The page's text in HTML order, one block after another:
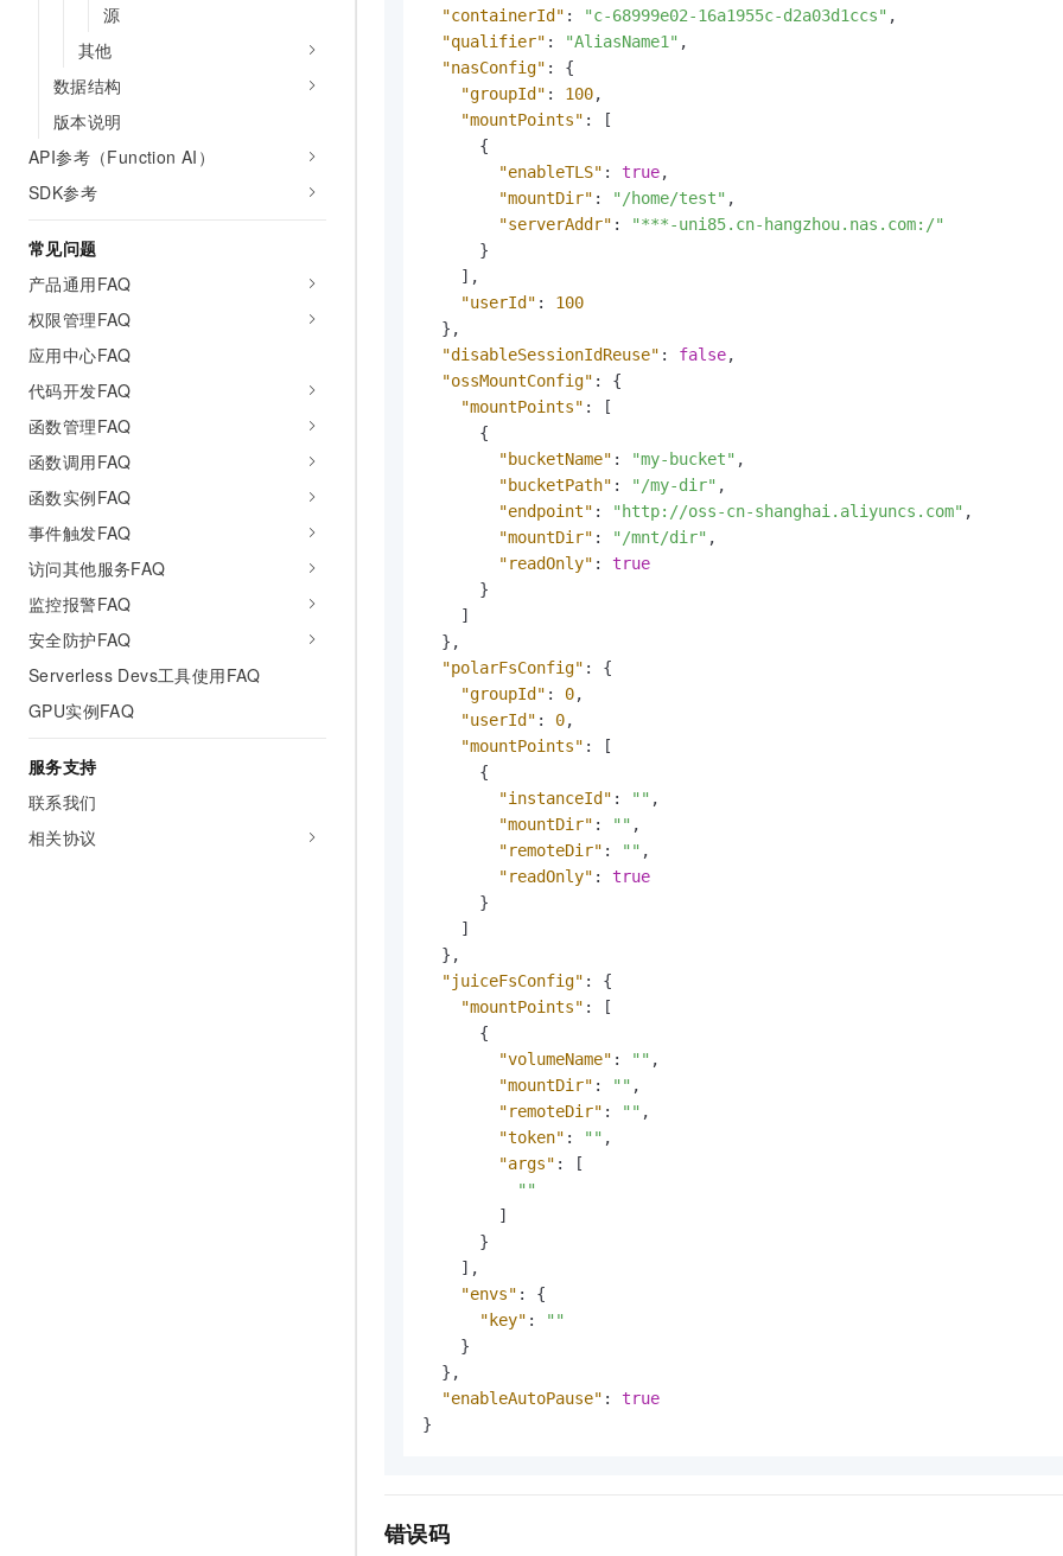
源
其他
数据结构
版本说明
API参考（Function AI）
SDK参考
常见问题
产品通用FAQ
权限管理FAQ
应用中心FAQ
代码开发FAQ
函数管理FAQ
函数调用FAQ
函数实例FAQ
事件触发FAQ
访问其他服务FAQ
监控报警FAQ
安全防护FAQ
Serverless Devs工具使用FAQ
GPU实例FAQ
服务支持
联系我们
相关协议
"containerId" : "c-68999e02-16a1955c-d2a03d1ccs" ,
"qualifier" : "AliasName1" ,
"nasConfig" :
{
"groupId" : 100,
"mountPoints" :
[
{
"enableTLS" : true,
"mountDir" : "/home/test" ,
"serverAddr" :
"***-uni85.cn-hangzhou.nas.com:/"
}
] ,
"userId" :
100
} ,
"disableSessionIdReuse" : false,
"ossMountConfig" :
{
"mountPoints" :
[
{
"bucketName" : "my-bucket" ,
"bucketPath" : "/my-dir" ,
"endpoint" : "http://oss-cn-shanghai.aliyuncs.com" ,
"mountDir" : "/mnt/dir" ,
"readOnly" :
true
}
]
} ,
"polarFsConfig" :
{
"groupId" : 0,
"userId" : 0,
"mountPoints" :
[
{
"instanceId" : "" ,
"mountDir" : "" ,
"remoteDir" : "" ,
"readOnly" :
true
}
]
} ,
"juiceFsConfig" :
{
"mountPoints" :
[
{
"volumeName" : "" ,
"mountDir" : "" ,
"remoteDir" : "" ,
"token" : "" ,
"args" :
[
""
]
}
] ,
"envs" :
{
"key" :
""
}
} ,
"enableAutoPause" :
true
}
错误码